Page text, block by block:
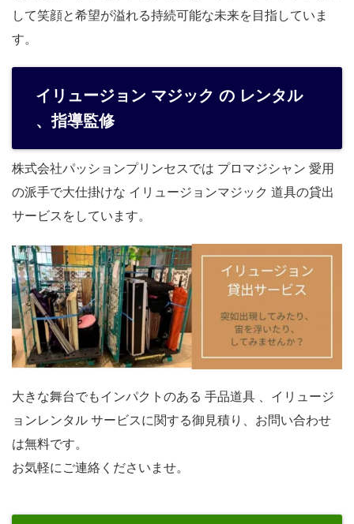
して笑顔と希望が溢れる持続可能な未来を目指していま
す。
イリュージョン マジック の レンタル
、指導監修
株式会社パッションプリンセスでは プロマジシャン 愛用
の派手で大仕掛けな イリュージョンマジック 道具の貸出
サービスをしています。
大きな舞台でもインパクトのある 手品道具 、イリュージ
ョンレンタル サービスに関する御見積り、お問い合わせ
は無料です。
お気軽にご連絡くださいませ。